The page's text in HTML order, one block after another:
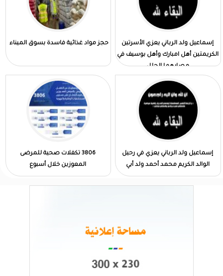
إسماعيل ولد الرباني يعزي الأسرتين
الكريمتين أهل امبارك وأهل بوسيف في
مصابهما الجلل
حجز مواد غذائية فاسدة بسوق الميناء
إسماعيل ولد الرباني يعزي في رحيل
الوالد الكريم محمد أحمد ولد أبي
3806 تكفلات صحية للمرضى
المعوزين خلال أسبوع